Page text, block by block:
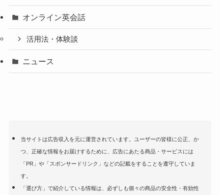
オンライン英会話
活用法・体験談
ニュース
当サイトは広告収入を元に運営されています。ユーザーの皆様に公正、か
つ、正確な情報をお届けするために、広告にあたる商品・サービスには
「PR」や「スポンサードリンク」などの記載をすることを遵守していま
す。
「選び方」で紹介している情報は、必ずしも個々の商品の安全性・有効性